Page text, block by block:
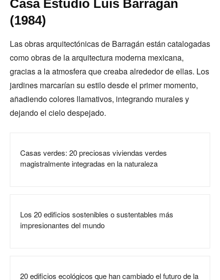
Casa Estudio Luis Barragán
(1984)
Las obras arquitectónicas de Barragán están catalogadas
como obras de la arquitectura moderna mexicana,
gracias a la atmosfera que creaba alrededor de ellas. Los
jardines marcarían su estilo desde el primer momento,
añadiendo colores llamativos, integrando murales y
dejando el cielo despejado.
Casas verdes: 20 preciosas viviendas verdes
magistralmente integradas en la naturaleza
Los 20 edificios sostenibles o sustentables más
impresionantes del mundo
20 edificios ecológicos que han cambiado el futuro de la